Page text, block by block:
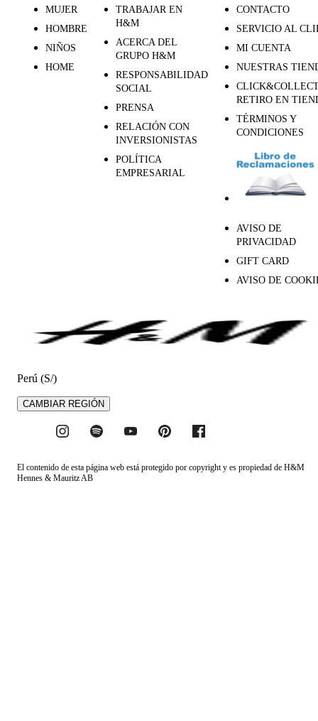
MUJER
HOMBRE
NIÑOS
HOME
TRABAJAR EN
H&M
ACERCA DEL
GRUPO H&M
RESPONSABILIDAD
SOCIAL
PRENSA
RELACIÓN CON
INVERSIONISTAS
POLÍTICA
EMPRESARIAL
CONTACTO
SERVICIO AL
MI CUENTA
NUESTRAS
RETIRO EN
TÉRMINOS Y
CONDICIONES
AVISO DE
PRIVACIDAD
GIFT CARD
AVISO DE
Perú (S/)
CAMBIAR REGIÓN
El contenido de esta página web está protegido por copyright y es propiedad de H&M
Hennes & Mauritz AB